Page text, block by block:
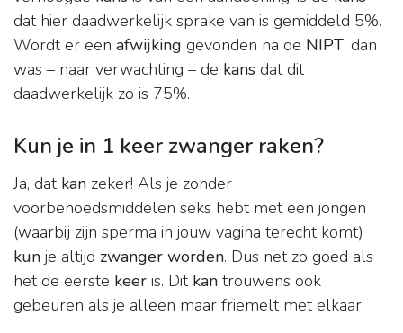
dat hier daadwerkelijk sprake van is gemiddeld 5%.
Wordt er een afwijking gevonden na de NIPT, dan
was – naar verwachting – de kans dat dit
daadwerkelijk zo is 75%.
Kun je in 1 keer zwanger raken?
Ja, dat kan zeker! Als je zonder
voorbehoedsmiddelen seks hebt met een jongen
(waarbij zijn sperma in jouw vagina terecht komt)
kun je altijd zwanger worden. Dus net zo goed als
het de eerste keer is. Dit kan trouwens ook
gebeuren als je alleen maar friemelt met elkaar.